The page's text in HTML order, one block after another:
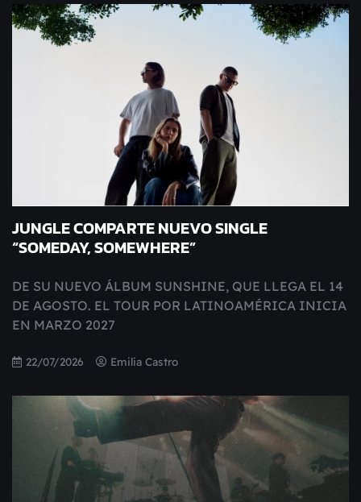
JUNGLE COMPARTE NUEVO SINGLE
“SOMEDAY, SOMEWHERE”
DE SU NUEVO ÁLBUM SUNSHINE, QUE LLEGA EL 14
DE AGOSTO. EL TOUR POR LATINOAMÉRICA INICIA
EN MARZO 2027
22/07/2026 Emilia Castro